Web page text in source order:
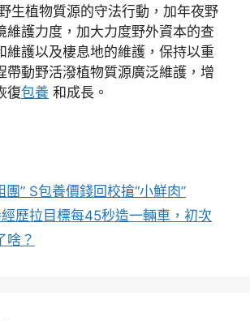
生植物質源的守法行動，加年夜野
維護力度，加大力度野外資本的查
維護以及棲息地的維護，保持以重
帶動野活潑植物質源廣泛維護，增
復包養 和成長。
團” S包養價錢回校搶“小鮮肉”
歷拉目標每45秒造一輛車，初次
啥？